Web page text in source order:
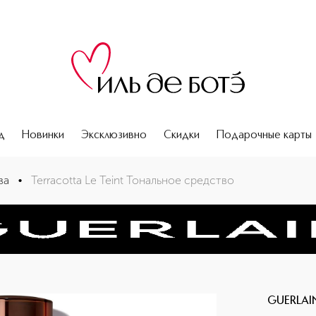
Новинки Эксклюзивно Скидки Подарочные карты
• Terracotta Le Teint Тональное средство